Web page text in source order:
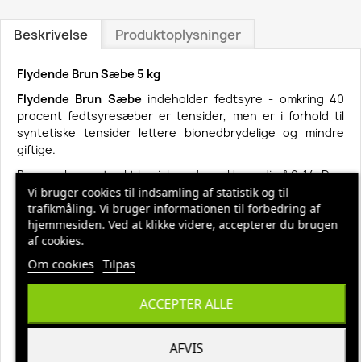
Beskrivelse Produktoplysninger
Flydende Brun Sæbe 5 kg
Flydende Brun Sæbeindeholder fedtsyre - omkring 40
procent fedtsyresæber er tensider, men er i forhold til
syntetiske tensider lettere bionedbrydelige og mindre
giftige.
Brun sæbe er stærkt basisk med en pH-værdi på 9-14. Den
neutrale pH-værdi er mellem 6 og 8. Det aktive stof i brun
sæbe er kaliumhydroxyd. Kaliumhydroxid anses ikke for
skadeligt i miljøet.
Anvendelsesmuligheder - flydende brun sæbe
Rengøring af vinyl
Rengøring af træ
Rengøring af kork
Rengøring af terrazzo
Vi bruger cookies til indsamling af statistik og til
trafikmåling. Vi bruger informationen til forbedring af
hjemmesiden. Ved at klikke videre, accepterer du brugen
af cookies.
Om cookies Tilpas
AFVIS
ACCEPTER ALLE